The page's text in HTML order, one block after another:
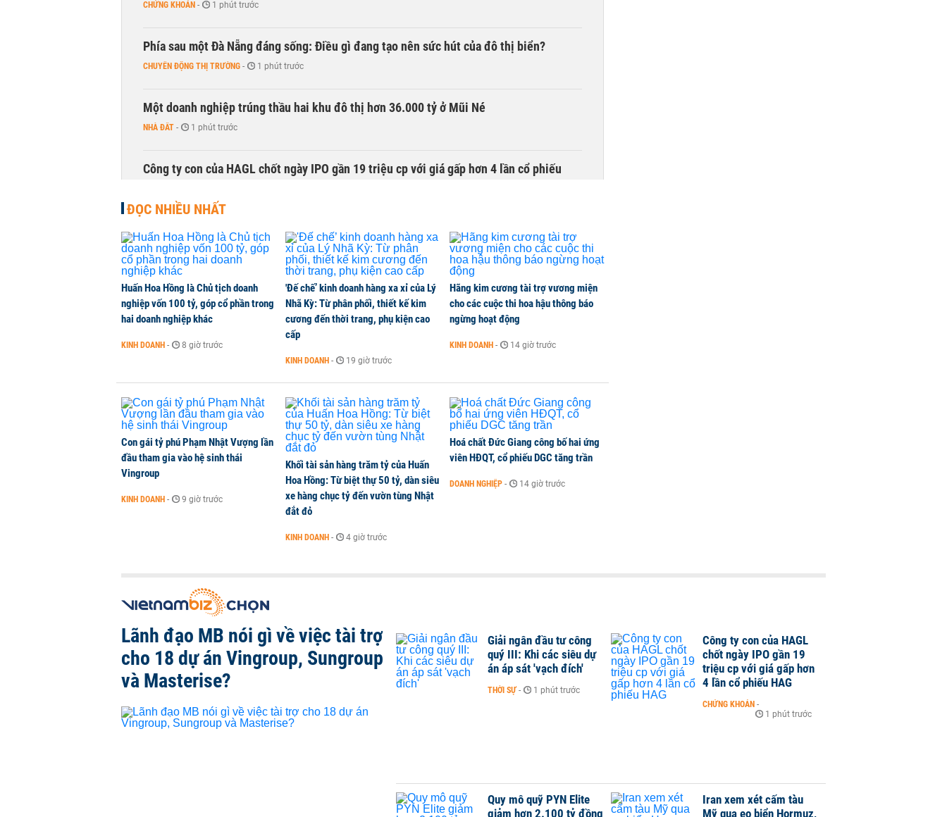
CHỨNG KHOÁN - 1 phút trước
Phía sau một Đà Nẵng đáng sống: Điều gì đang tạo nên sức hút của đô thị biển?
CHUYỂN ĐỘNG THỊ TRƯỜNG - 1 phút trước
Một doanh nghiệp trúng thầu hai khu đô thị hơn 36.000 tỷ ở Mũi Né
NHÀ ĐẤT - 1 phút trước
Công ty con của HAGL chốt ngày IPO gần 19 triệu cp với giá gấp hơn 4 lần cổ phiếu
CHỨNG KHOÁN - 1 phút trước
ĐỌC NHIỀU NHẤT
Huấn Hoa Hồng là Chủ tịch doanh
nghiệp vốn 100 tỷ, góp cổ phần trong
hai doanh nghiệp khác
KINH DOANH - 8 giờ trước
'Đế chế’ kinh doanh hàng xa xỉ của Lý
Nhã Kỳ: Từ phân phối, thiết kế kim
cương đến thời trang, phụ kiện cao
cấp
KINH DOANH - 19 giờ trước
Hãng kim cương tài trợ vương miện
cho các cuộc thi hoa hậu thông báo
ngừng hoạt động
KINH DOANH - 14 giờ trước
Con gái tỷ phú Phạm Nhật Vượng lần
đầu tham gia vào hệ sinh thái
Vingroup
KINH DOANH - 9 giờ trước
Khối tài sản hàng trăm tỷ của Huấn
Hoa Hồng: Từ biệt thự 50 tỷ, dàn siêu
xe hàng chục tỷ đến vườn tùng Nhật
đắt đỏ
KINH DOANH - 4 giờ trước
Hoá chất Đức Giang công bố hai ứng
viên HĐQT, cổ phiếu DGC tăng trần
DOANH NGHIỆP - 14 giờ trước
Lãnh đạo MB nói gì về việc tài trợ
cho 18 dự án Vingroup, Sungroup
và Masterise?
Giải ngân đầu tư công
quý III: Khi các siêu dự
án áp sát 'vạch đích'
THỜI SỰ - 1 phút trước
Công ty con của HAGL
chốt ngày IPO gần 19
triệu cp với giá gấp hơn
4 lần cổ phiếu HAG
CHỨNG KHOÁN -
1 phút trước
Quy mô quỹ PYN Elite
giảm hơn 2.100 tỷ đồng
Iran xem xét cấm tàu
Mỹ qua eo biển Hormuz,